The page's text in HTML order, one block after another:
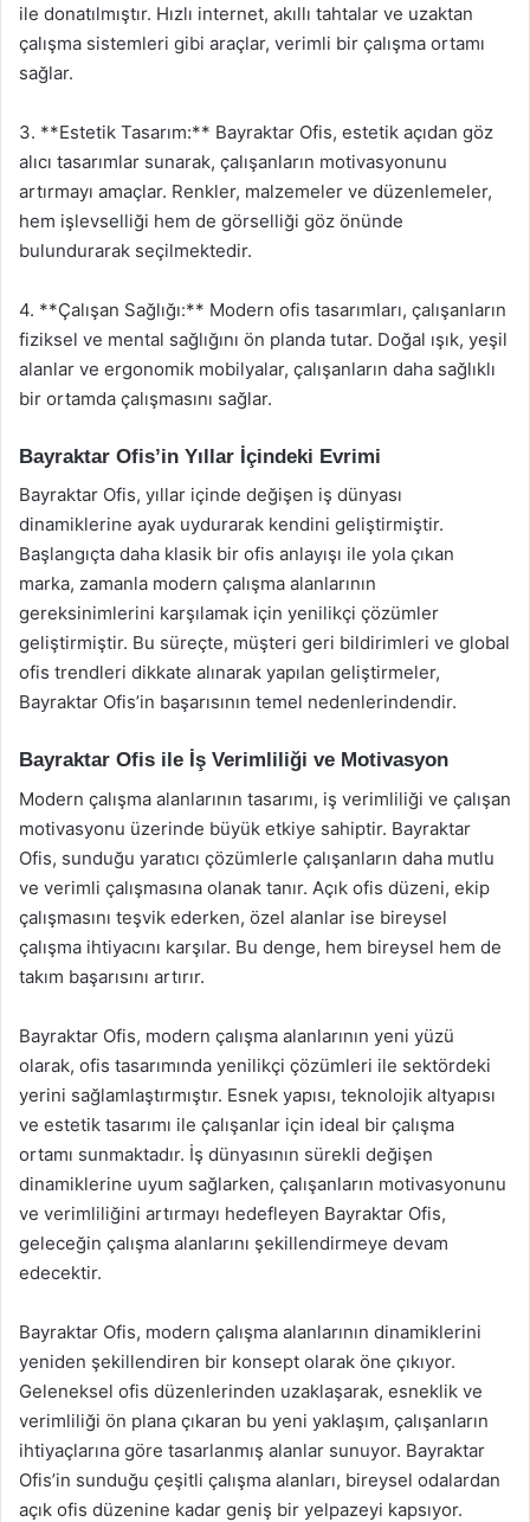
ile donatılmıştır. Hızlı internet, akıllı tahtalar ve uzaktan
çalışma sistemleri gibi araçlar, verimli bir çalışma ortamı
sağlar.
3. **Estetik Tasarım:** Bayraktar Ofis, estetik açıdan göz
alıcı tasarımlar sunarak, çalışanların motivasyonunu
artırmayı amaçlar. Renkler, malzemeler ve düzenlemeler,
hem işlevselliği hem de görselliği göz önünde
bulundurarak seçilmektedir.
4. **Çalışan Sağlığı:** Modern ofis tasarımları, çalışanların
fiziksel ve mental sağlığını ön planda tutar. Doğal ışık, yeşil
alanlar ve ergonomik mobilyalar, çalışanların daha sağlıklı
bir ortamda çalışmasını sağlar.
Bayraktar Ofis’in Yıllar İçindeki Evrimi
Bayraktar Ofis, yıllar içinde değişen iş dünyası
dinamiklerine ayak uydurarak kendini geliştirmiştir.
Başlangıçta daha klasik bir ofis anlayışı ile yola çıkan
marka, zamanla modern çalışma alanlarının
gereksinimlerini karşılamak için yenilikçi çözümler
geliştirmiştir. Bu süreçte, müşteri geri bildirimleri ve global
ofis trendleri dikkate alınarak yapılan geliştirmeler,
Bayraktar Ofis’in başarısının temel nedenlerindendir.
Bayraktar Ofis ile İş Verimliliği ve Motivasyon
Modern çalışma alanlarının tasarımı, iş verimliliği ve çalışan
motivasyonu üzerinde büyük etkiye sahiptir. Bayraktar
Ofis, sunduğu yaratıcı çözümlerle çalışanların daha mutlu
ve verimli çalışmasına olanak tanır. Açık ofis düzeni, ekip
çalışmasını teşvik ederken, özel alanlar ise bireysel
çalışma ihtiyacını karşılar. Bu denge, hem bireysel hem de
takım başarısını artırır.
Bayraktar Ofis, modern çalışma alanlarının yeni yüzü
olarak, ofis tasarımında yenilikçi çözümleri ile sektördeki
yerini sağlamlaştırmıştır. Esnek yapısı, teknolojik altyapısı
ve estetik tasarımı ile çalışanlar için ideal bir çalışma
ortamı sunmaktadır. İş dünyasının sürekli değişen
dinamiklerine uyum sağlarken, çalışanların motivasyonunu
ve verimliliğini artırmayı hedefleyen Bayraktar Ofis,
geleceğin çalışma alanlarını şekillendirmeye devam
edecektir.
Bayraktar Ofis, modern çalışma alanlarının dinamiklerini
yeniden şekillendiren bir konsept olarak öne çıkıyor.
Geleneksel ofis düzenlerinden uzaklaşarak, esneklik ve
verimliliği ön plana çıkaran bu yeni yaklaşım, çalışanların
ihtiyaçlarına göre tasarlanmış alanlar sunuyor. Bayraktar
Ofis’in sunduğu çeşitli çalışma alanları, bireysel odalardan
açık ofis düzenine kadar geniş bir yelpazeyi kapsıyor.